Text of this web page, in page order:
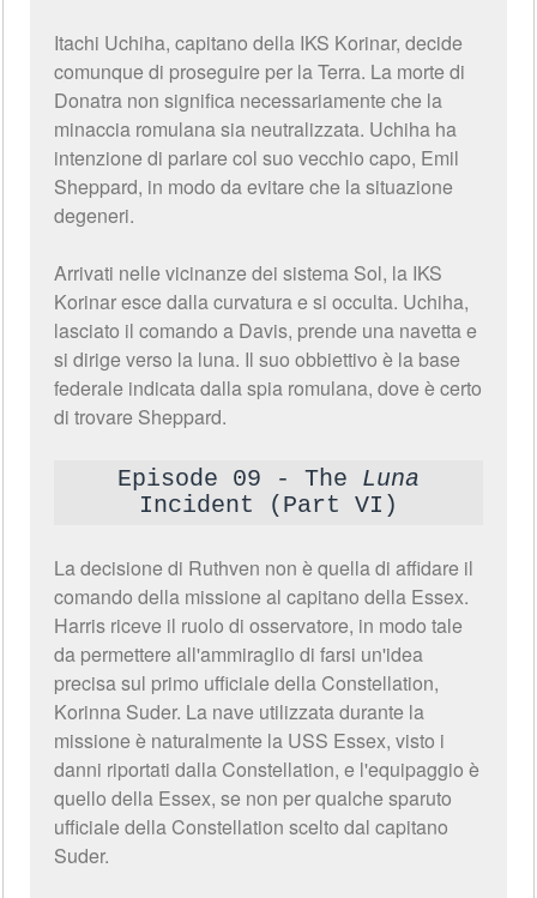
Itachi Uchiha, capitano della IKS Korinar, decide
comunque di proseguire per la Terra. La morte di
Donatra non significa necessariamente che la
minaccia romulana sia neutralizzata. Uchiha ha
intenzione di parlare col suo vecchio capo, Emil
Sheppard, in modo da evitare che la situazione
degeneri.
Arrivati nelle vicinanze dei sistema Sol, la IKS
Korinar esce dalla curvatura e si occulta. Uchiha,
lasciato il comando a Davis, prende una navetta e
si dirige verso la luna. Il suo obbiettivo è la base
federale indicata dalla spia romulana, dove è certo
di trovare Sheppard.
Episode 09 - The Luna
Incident (Part VI)
La decisione di Ruthven non è quella di affidare il
comando della missione al capitano della Essex.
Harris riceve il ruolo di osservatore, in modo tale
da permettere all'ammiraglio di farsi un'idea
precisa sul primo ufficiale della Constellation,
Korinna Suder. La nave utilizzata durante la
missione è naturalmente la USS Essex, visto i
danni riportati dalla Constellation, e l'equipaggio è
quello della Essex, se non per qualche sparuto
ufficiale della Constellation scelto dal capitano
Suder.